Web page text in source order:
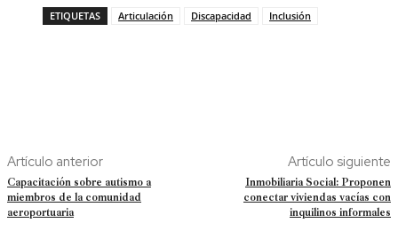
ETIQUETAS Articulación Discapacidad Inclusión
Artículo anterior
Capacitación sobre autismo a
miembros de la comunidad
aeroportuaria
Artículo siguiente
Inmobiliaria Social: Proponen
conectar viviendas vacías con
inquilinos informales